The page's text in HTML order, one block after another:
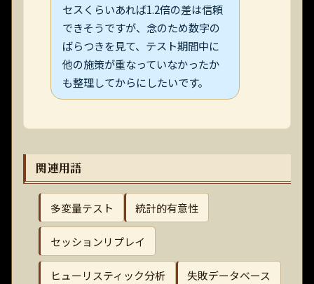
セスくらいあれば1.2倍の差は信頼
できそうですが、念のため数字の
ばらつきを見て、テスト期間中に
他の施策が重なっていなかったか
も整理してからにしたいです。
関連用語
多変量テスト 統計的有意性
セッションリプレイ
ヒューリスティック分析 失敗データベース